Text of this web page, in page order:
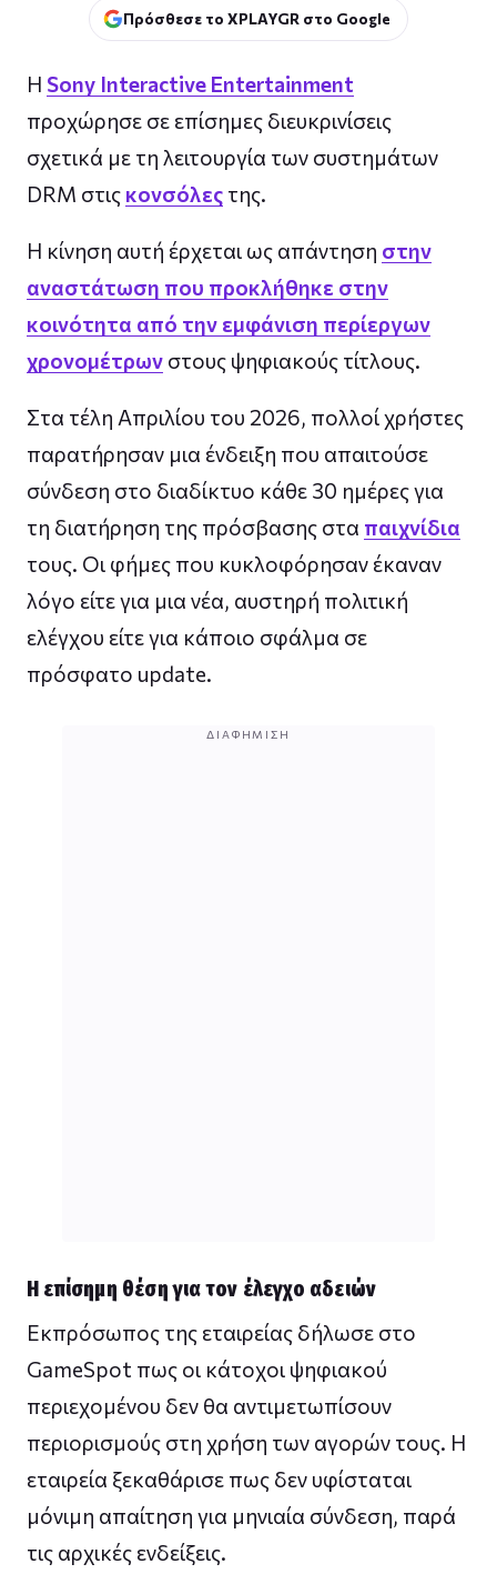
Πρόσθεσε το XPLAYGR στο Google
Η Sony Interactive Entertainment
προχώρησε σε επίσημες διευκρινίσεις
σχετικά με τη λειτουργία των συστημάτων
DRM στις κονσόλες της.
Η κίνηση αυτή έρχεται ως απάντηση στην
αναστάτωση που προκλήθηκε στην
κοινότητα από την εμφάνιση περίεργων
χρονομέτρων στους ψηφιακούς τίτλους.
Στα τέλη Απριλίου του 2026, πολλοί χρήστες
παρατήρησαν μια ένδειξη που απαιτούσε
σύνδεση στο διαδίκτυο κάθε 30 ημέρες για
τη διατήρηση της πρόσβασης στα παιχνίδια
τους. Οι φήμες που κυκλοφόρησαν έκαναν
λόγο είτε για μια νέα, αυστηρή πολιτική
ελέγχου είτε για κάποιο σφάλμα σε
πρόσφατο update.
ΔΙΑΦΉΜΙΣΗ
Η επίσημη θέση για τον έλεγχο αδειών
Εκπρόσωπος της εταιρείας δήλωσε στο
GameSpot πως οι κάτοχοι ψηφιακού
περιεχομένου δεν θα αντιμετωπίσουν
περιορισμούς στη χρήση των αγορών τους. Η
εταιρεία ξεκαθάρισε πως δεν υφίσταται
μόνιμη απαίτηση για μηνιαία σύνδεση, παρά
τις αρχικές ενδείξεις.